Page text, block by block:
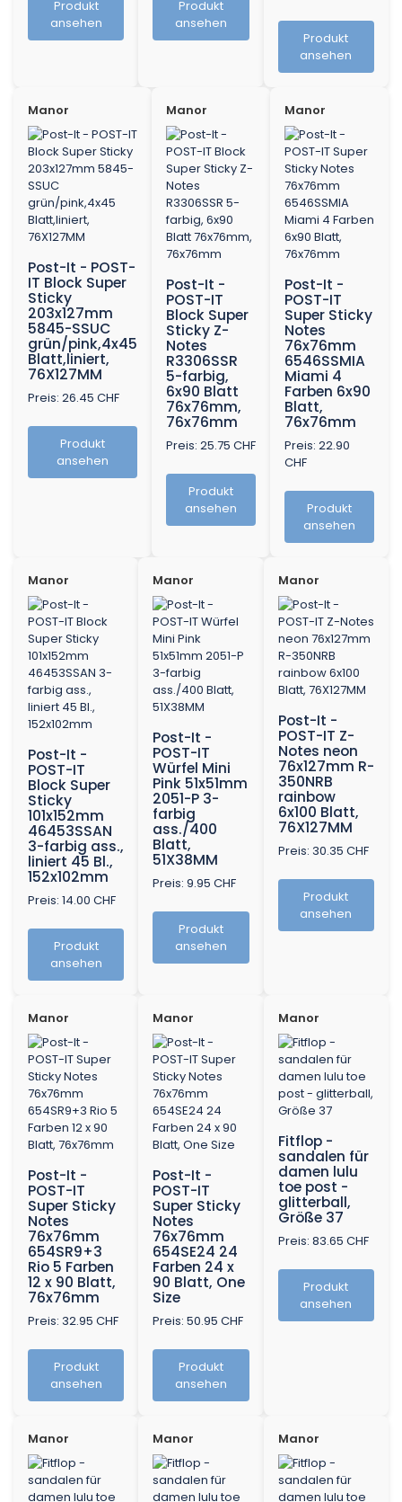
Produkt
ansehen
Produkt
ansehen
Produkt
ansehen
Manor
Post-It - POST-
IT Block Super
Sticky
203x127mm
5845-SSUC
grün/pink,4x45
Blatt,liniert,
76X127MM
Preis: 26.45 CHF
Produkt
ansehen
Manor
Post-It -
POST-IT
Block Super
Sticky Z-
Notes
R3306SSR
5-farbig,
6x90 Blatt
76x76mm,
76x76mm
Preis: 25.75 CHF
Produkt
ansehen
Manor
Post-It -
POST-IT
Super Sticky
Notes
76x76mm
6546SSMIA
Miami 4
Farben 6x90
Blatt,
76x76mm
Preis: 22.90
CHF
Produkt
ansehen
Manor
Post-It -
POST-IT
Block Super
Sticky
101x152mm
46453SSAN
3-farbig ass.,
liniert 45 Bl.,
152x102mm
Preis: 14.00 CHF
Produkt
ansehen
Manor
Post-It -
POST-IT
Würfel Mini
Pink 51x51mm
2051-P 3-
farbig
ass./400
Blatt,
51X38MM
Preis: 9.95 CHF
Produkt
ansehen
Manor
Post-It -
POST-IT Z-
Notes neon
76x127mm R-
350NRB
rainbow
6x100 Blatt,
76X127MM
Preis: 30.35 CHF
Produkt
ansehen
Manor
Post-It -
POST-IT
Super Sticky
Notes
76x76mm
654SR9+3
Rio 5 Farben
12 x 90 Blatt,
76x76mm
Preis: 32.95 CHF
Produkt
ansehen
Manor
Post-It -
POST-IT
Super Sticky
Notes
76x76mm
654SE24 24
Farben 24 x
90 Blatt, One
Size
Preis: 50.95 CHF
Produkt
ansehen
Manor
Fitflop -
sandalen für
damen lulu
toe post -
glitterball,
Größe 37
Preis: 83.65 CHF
Produkt
ansehen
Manor Manor Manor